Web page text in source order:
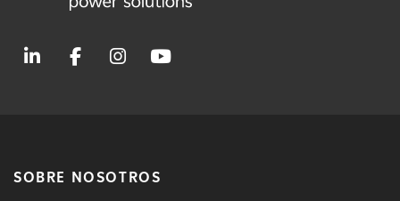
SOBRE NOSOTROS